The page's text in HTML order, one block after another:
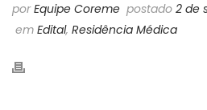
porEquipe Coreme postado 2 de
em Edital, Residência Médica